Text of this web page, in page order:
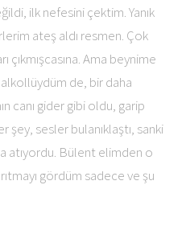
ilk nefesini çektim. Yanık
ateş aldı resmen. Çok
çıkmışcasına. Ama beynime
de, bir daha
canı gider gibi oldu, garip
şey, sesler bulanıklaştı, sanki
atıyordu. Bülent elimden o
gördüm sadece ve şu